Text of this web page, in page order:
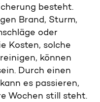
besteht.
Brand, Sturm,
oder
Kosten, solche
können
Durch einen
es passieren,
Wochen still steht.